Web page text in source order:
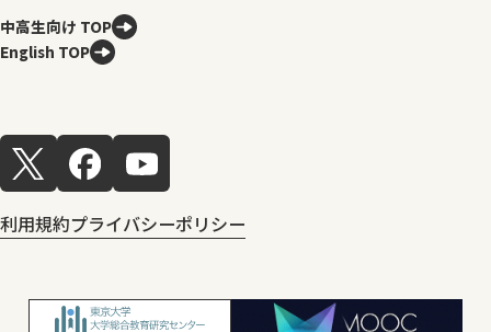
中高生向け TOP
English TOP
利用規約プライバシーポリシー